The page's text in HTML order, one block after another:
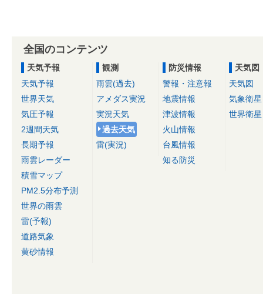
全国のコンテンツ
天気予報
天気予報
世界天気
気圧予報
2週間天気
長期予報
雨雲レーダー
積雪マップ
PM2.5分布予測
世界の雨雲
雷(予報)
道路気象
黄砂情報
観測
雨雲(過去)
アメダス実況
実況天気
過去天気
雷(実況)
防災情報
警報・注意報
地震情報
津波情報
火山情報
台風情報
知る防災
天気図
天気図
気象衛星
世界衛星